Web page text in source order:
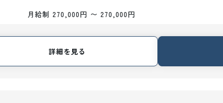
月給制 270,000円 〜 270,000円
詳細を見る